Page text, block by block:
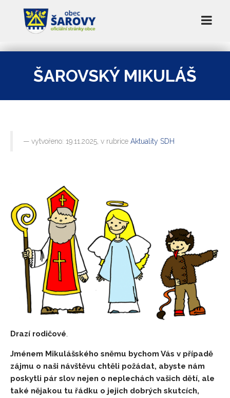
ŠAROVSKÝ MIKULÁŠ
vytvořeno: 19.11.2025, v rubrice Aktuality SDH
Drazí rodičové,
Jménem Mikulášského sněmu bychom Vás v případě
zájmu o naši návštěvu chtěli požádat, abyste nám
poskytli pár slov nejen o neplechách vašich dětí, ale
také nějakou tu řádku o jejich dobrých skutcích,